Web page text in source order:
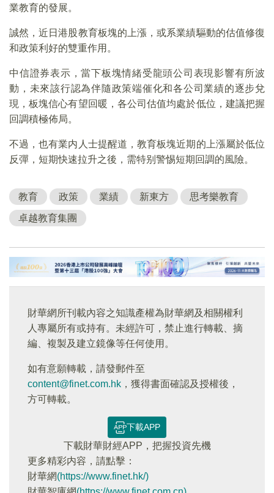
業教育的發展。
誠然，近日港股教育板塊的上漲，或系業績驅動的估值修復
和政策利好的雙重作用。
中信證券表示，當下板塊情緒受龍頭公司表現影響有所波
動，未來該行認為伴隨政策端催化和各公司業績的逐步兌
現，板塊信心有望回暖，各公司估值均處於低位，建議把握
回調積極佈局。
不過，也有業内人士提醒道，教育板塊近期的上漲屬於低位
反彈，短期快速拉升之後，需特别警惕短期回調的風險。
教育 政策 業績 新東方 思考樂教育
卓越教育集團
財華網所刊載內容之知識產權為財華網及相關權利
人專屬所有或持有。未經許可，禁止進行轉載、摘
編、複製及建立鏡像等任何使用。
如有意願轉載，請發郵件至
content@finet.com.hk ，獲得書面確認及授權後，
方可轉載。
下載APP
下載財華財經APP，把握投資先機
更多精彩内容，請點擊：
財華網(https://www.finet.hk/)